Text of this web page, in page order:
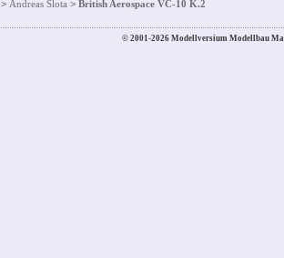
> Andreas Slota > British Aerospace VC-10 K.2
© 2001-2026 Modellversium Modellbau